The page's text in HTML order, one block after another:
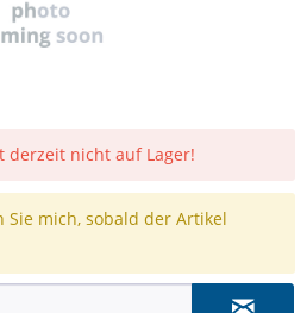
derzeit nicht auf Lager!
Sie mich, sobald der Artikel